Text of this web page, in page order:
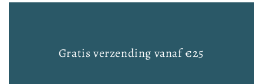
Gratis verzending vanaf €25